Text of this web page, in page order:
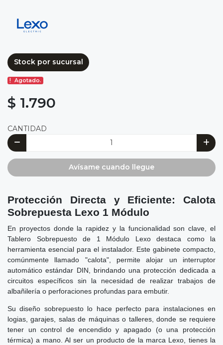
Stock por sucursal
Agotado.
$ 1.790
CANTIDAD
Avísame cuando llegue
Protección Directa y Eficiente: Calota
Sobrepuesta Lexo 1 Módulo
En proyectos donde la rapidez y la funcionalidad son clave, el
Tablero Sobrepuesto de 1 Módulo Lexo destaca como la
herramienta esencial para el instalador. Este gabinete compacto,
comúnmente llamado "calota", permite alojar un interruptor
automático estándar DIN, brindando una protección dedicada a
circuitos específicos sin la necesidad de realizar trabajos de
albañilería o perforaciones profundas para embutir.
Su diseño sobrepuesto lo hace perfecto para instalaciones en
logias, garajes, salas de máquinas o talleres, donde se requiere
tener un control de encendido y apagado (o una protección
térmica) a mano. Al ser un producto de la marca Lexo, tienes la